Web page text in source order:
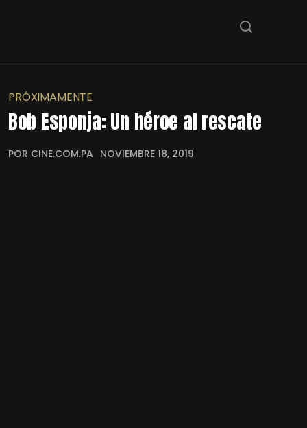
PRÓXIMAMENTE
Bob Esponja: Un héroe al rescate
POR CINE.COM.PA NOVIEMBRE 18, 2019